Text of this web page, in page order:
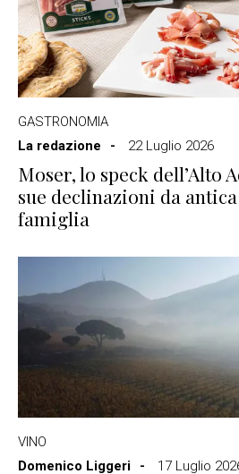
GASTRONOMIA
La redazione
22 Luglio 2026
Moser, lo speck dell’Alto
sue declinazioni da
famiglia
VINO
Domenico Liggeri
17 Luglio